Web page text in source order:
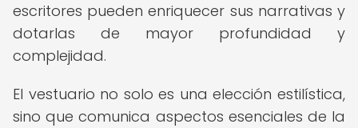
escritores pueden enriquecer sus narrativas y
dotarlas de mayor profundidad y
complejidad.
El vestuario no solo es una elección estilística,
sino que comunica aspectos esenciales de la